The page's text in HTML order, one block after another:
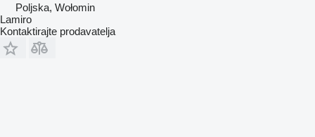
Poljska, Wołomin
Lamiro
Kontaktirajte prodavatelja